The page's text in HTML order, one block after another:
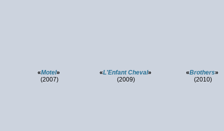
«Motel»
(2007)
«L'Enfant Cheval»
(2009)
«Brothers»
(2010)